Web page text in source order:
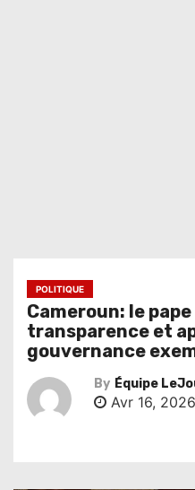
POLITIQUE
Cameroun: le
transparence et
gouvernance
By Équipe
Avr 16, 2026